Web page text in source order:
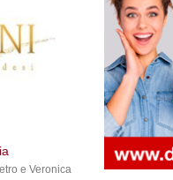
e Veronica